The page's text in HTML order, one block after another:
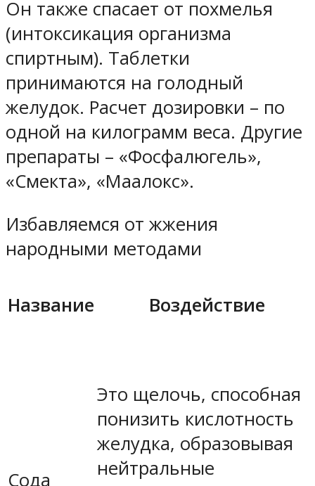
Он также спасает от похмелья
(интоксикация организма
спиртным). Таблетки
принимаются на голодный
желудок. Расчет дозировки – по
одной на килограмм веса. Другие
препараты – «Фосфалюгель»,
«Смекта», «Маалокс».
Избавляемся от жжения
народными методами
Название Воздействие
Сода
Это щелочь, способная
понизить кислотность
желудка, образовывая
нейтральные